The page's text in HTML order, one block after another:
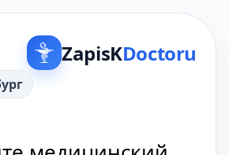
ZapisKDoctoru